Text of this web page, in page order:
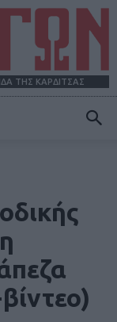
ΤΗΣ ΚΑΡΔΙΤΣΑΣ